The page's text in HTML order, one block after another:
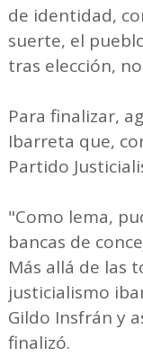
de identidad,
suerte, el
tras elección,
Para finalizar,
Ibarreta que,
Partido
"Como lema,
bancas de
Más allá de las
justicialismo
Gildo Insfrán y
finalizó.